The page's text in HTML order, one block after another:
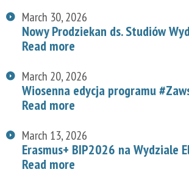
March 30, 2026
Nowy Prodziekan ds. Studiów
Read more
March 20, 2026
Wiosenna edycja programu
Read more
March 13, 2026
Erasmus+ BIP2026 na Wydziale
Read more